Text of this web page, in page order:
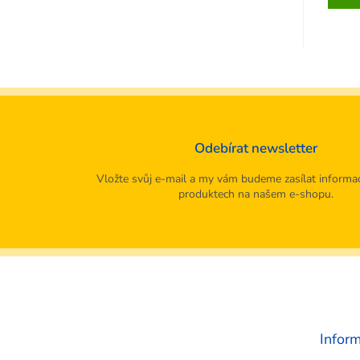
Odebírat newsletter
Vložte svůj e-mail a my vám budeme zasílat
produktech na našem e-shopu.
Z